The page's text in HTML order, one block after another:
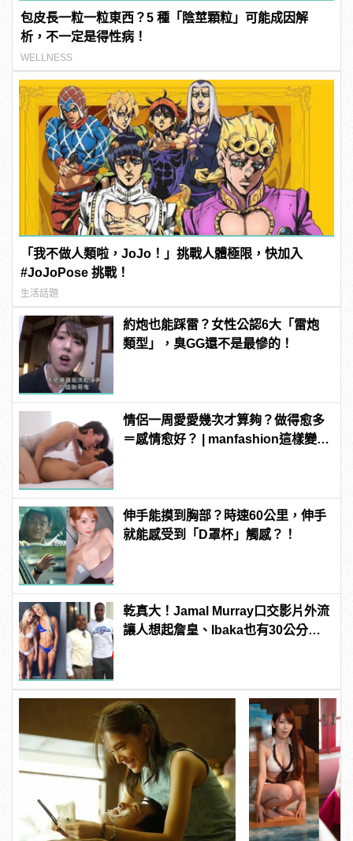
包皮長一粒一粒東西？5 種「陰莖顆粒」可能成因解
析，不一定是得性病！
WELLNESS
「我不做人類啦，JoJo！」挑戰人體極限，快加入
#JoJoPose 挑戰！
生活話題
約炮也能踩雷？女性公認6大「雷炮
類型」，臭GG還不是最慘的！
情侶一周愛愛幾次才算夠？做得愈多
＝感情愈好？ | manfashion這樣變型
伸手能摸到胸部？時速60公里，伸手
就能感受到「D罩杯」觸感？！
乾真大！Jamal Murray口交影片外流
讓人想起詹皇、Ibaka也有30公分驚